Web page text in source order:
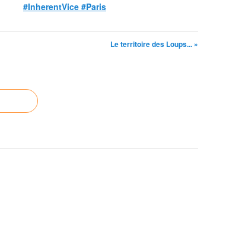
#InherentVice #Paris
Le territoire des Loups... »